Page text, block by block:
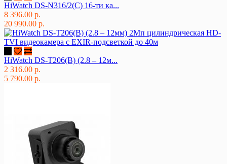
HiWatch DS-N316/2(C) 16-ти ка...
8 396.00 р.
20 990.00 р.
HiWatch DS-T206(B) (2.8 – 12м...
2 316.00 р.
5 790.00 р.